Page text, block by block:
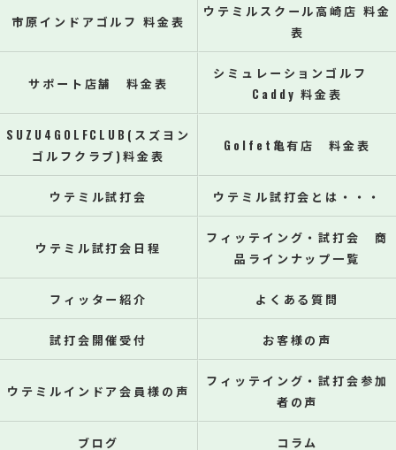
市原インドアゴルフ 料金表
ウテミルスクール高崎店 料金
表
サポート店舗 料金表
シミュレーションゴルフ
Caddy 料金表
SUZU4GOLFCLUB(スズヨン
ゴルフクラブ)料金表
Golfet亀有店 料金表
ウテミル試打会 ウテミル試打会とは・・・
ウテミル試打会日程
フィッテイング・試打会 商
品ラインナップ一覧
フィッター紹介 よくある質問
試打会開催受付 お客様の声
ウテミルインドア会員様の声
フィッテイング・試打会参加
者の声
ブログ コラム